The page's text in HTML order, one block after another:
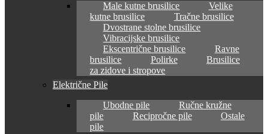
Male kutne brusilice
Velike
kutne brusilice
Tračne brusilice
Dvostrane stolne brusilice
Vibracijske brusilice
Ekscentrične brusilice
Ravne
brusilice
Polirke
Brusilice
za zidove i stropove
Električne Pile
Ubodne pile
Ručne kružne
pile
Recipročne pile
Ostale
pile